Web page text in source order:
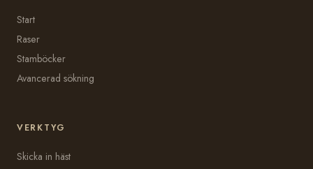
Start
Raser
Stamböcker
Avancerad sökning
VERKTYG
Skicka in häst